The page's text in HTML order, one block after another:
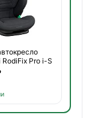
Pro i-S